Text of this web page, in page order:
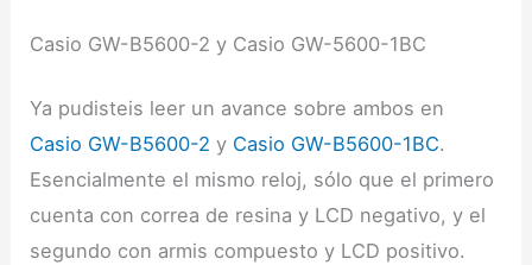
Casio GW-B5600-2 y Casio GW-5600-1BC
Ya pudisteis leer un avance sobre ambos en
Casio GW-B5600-2 y Casio GW-B5600-1BC.
Esencialmente el mismo reloj, sólo que el primero
cuenta con correa de resina y LCD negativo, y el
segundo con armis compuesto y LCD positivo.